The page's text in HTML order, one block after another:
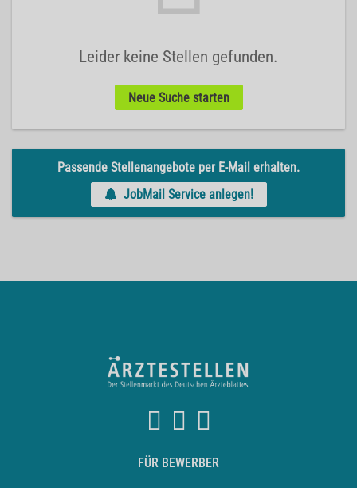
Leider keine Stellen gefunden.
Neue Suche starten
Passende Stellenangebote per E-Mail erhalten.
JobMail Service anlegen!
FÜR BEWERBER